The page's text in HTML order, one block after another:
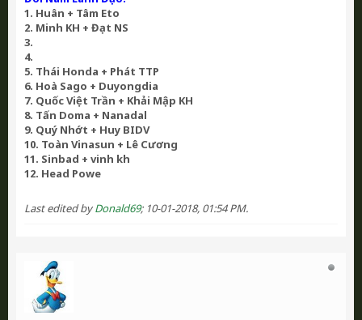
1. Huân + Tâm Eto
2. Minh KH + Đạt NS
3.
4.
5. Thái Honda + Phát TTP
6. Hoà Sago + Duyongdia
7. Quốc Việt Trần + Khải Mập KH
8. Tấn Doma + Nanadal
9. Quý Nhớt + Huy BIDV
10. Toàn Vinasun + Lê Cương
11. Sinbad + vinh kh
12. Head Powe
Last edited byDonald69; 10-01-2018, 01:54 PM.